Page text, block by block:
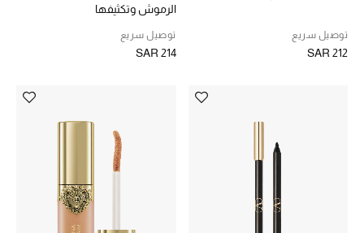
توصيل سريع
SAR 212
الرموش وتكثيفها
توصيل سريع
SAR 214